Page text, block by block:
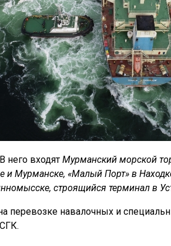
него входят Мурманский морской
и Мурманске, «Малый Порт» в
строящийся терминал в
перевозке навалочных и